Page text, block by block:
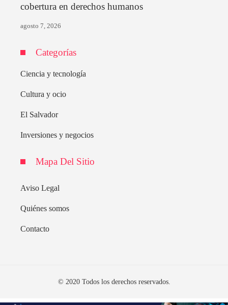
cobertura en derechos humanos
agosto 7, 2026
Categorías
Ciencia y tecnología
Cultura y ocio
El Salvador
Inversiones y negocios
Mapa Del Sitio
Aviso Legal
Quiénes somos
Contacto
© 2020 Todos los derechos reservados.